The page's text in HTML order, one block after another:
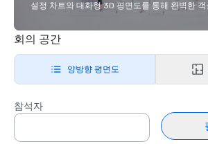
설정 차트와 대화형 3D 평면도를 통해 완벽한
회의 공간
양방향 평면도
참석자